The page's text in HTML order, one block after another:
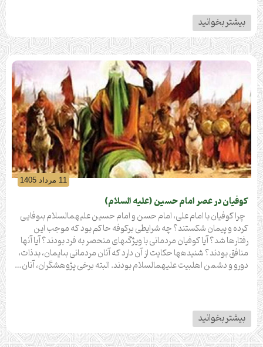
بیشتر بخوانید
11 مرداد 1405
کوفیان در عصر امام حسین (علیه ‏السلام)
چرا کوفیان با امام على، امام حسن و امام حسین علیهم‏السلام بى‏وفایى
کرده و پیمان شکستند؟ چه شرایطى برکوفه حاکم بود که موجب این
رفتارها شد؟ آیا کوفیان مردمانى با ویژگى‏هاى منحصر به فرد بودند؟ آیا آن‏ها
منافق بودند؟ شنیده‏ها حکایت از آن دارد که آنان مردمانى بى‏ایمان، بدذات،
دورو و دشمن اهل‏بیت علیهم‏السلام بودند. البته برخى پژوهشگران، آنان…
بیشتر بخوانید